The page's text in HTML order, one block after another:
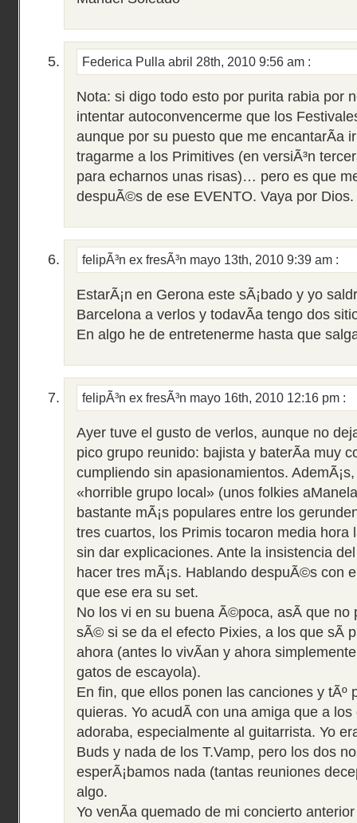
Federica Pulla abril 28th, 2010 9:56 am :
Nota: si digo todo esto por purita rabia por
intentar autoconvencerme que los
aunque por su puesto que me encantarÃ­a
tragarme a los Primitives (en versiÃ³n
para echarnos unas risas)… pero es que
despuÃ©s de ese EVENTO. Vaya por Dios.
felipÃ³n ex fresÃ³n mayo 13th, 2010 9:39 am :
EstarÃ¡n en Gerona este sÃ¡bado y yo
Barcelona a verlos y todavÃ­a tengo dos
En algo he de entretenerme hasta que
felipÃ³n ex fresÃ³n mayo 16th, 2010 12:16 pm :
Ayer tuve el gusto de verlos, aunque no
pico grupo reunido: bajista y baterÃ­a muy
cumpliendo sin apasionamientos.
«horrible grupo local» (unos folkies
bastante mÃ¡s populares entre los
tres cuartos, los Primis tocaron media hora
sin dar explicaciones. Ante la insistencia
hacer tres mÃ¡s. Hablando despuÃ©s con
que ese era su set.
No los vi en su buena Ã©poca, asÃ­ que no
sÃ© si se da el efecto Pixies, a los que sÃ­
ahora (antes lo vivÃ­an y ahora
gatos de escayola).
En fin, que ellos ponen las canciones y tÃº
quieras. Yo acudÃ­ con una amiga que a
adoraba, especialmente al guitarrista. Yo
Buds y nada de los T.Vamp, pero los dos
esperÃ¡bamos nada (tantas reuniones
algo.
Yo venÃ­a quemado de mi concierto